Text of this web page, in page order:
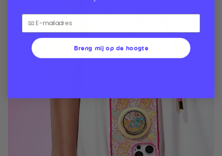
Breng mij op de hoogte